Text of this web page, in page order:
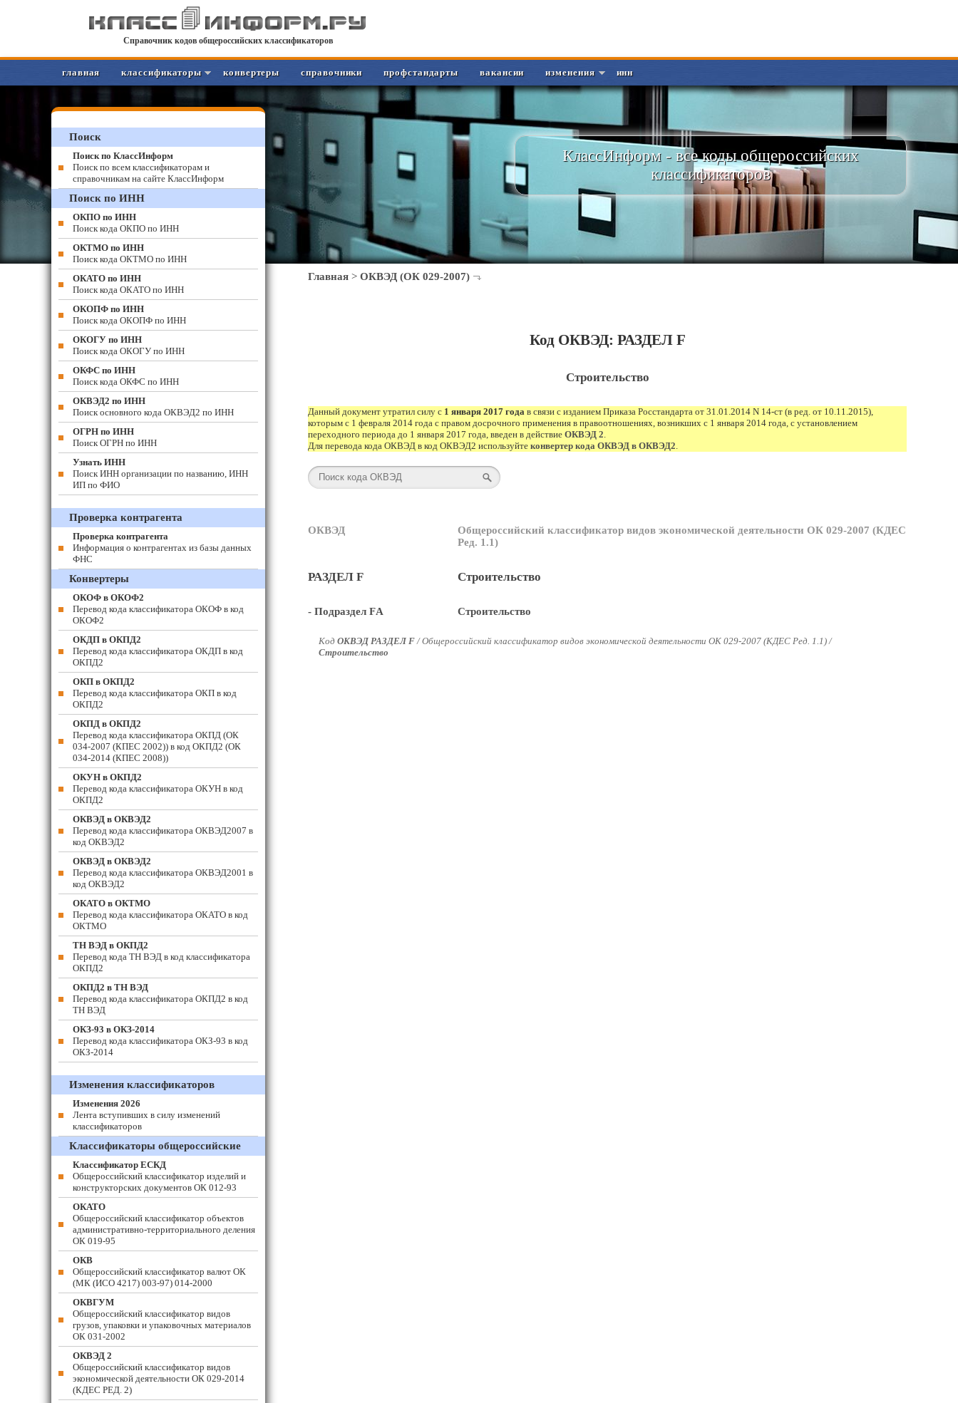
Справочник кодов общероссийских классификаторов
главная классификаторы конвертеры справочники профстандарты вакансии изменения инн
КлассИнформ - все коды общероссийских
классификаторов
Главная > ОКВЭД (ОК 029-2007)
Код ОКВЭД: РАЗДЕЛ F
Строительство
Данный документ утратил силу с 1 января 2017 года в связи с изданием Приказа Росстандарта от 31.01.2014 N 14-ст (в ред. от 10.11.2015),
которым с 1 февраля 2014 года с правом досрочного применения в правоотношениях, возникших с 1 января 2014 года, с установлением
переходного периода до 1 января 2017 года, введен в действие ОКВЭД 2.
Для перевода кода ОКВЭД в код ОКВЭД2 используйте конвертер кода ОКВЭД в ОКВЭД2.
ОКВЭД
Общероссийский классификатор видов экономической деятельности ОК 029-2007 (КДЕС
Ред. 1.1)
РАЗДЕЛ F Строительство
- Подраздел FА Строительство
Код ОКВЭД РАЗДЕЛ F/Общероссийский классификатор видов экономической деятельности ОК 029-2007 (КДЕС Ред. 1.1) /
Строительство
Поиск
Поиск по КлассИнформ
Поиск по всем классификаторам и
справочникам на сайте КлассИнформ
Поиск по ИНН
ОКПО по ИНН
Поиск кода ОКПО по ИНН
ОКТМО по ИНН
Поиск кода ОКТМО по ИНН
ОКАТО по ИНН
Поиск кода ОКАТО по ИНН
ОКОПФ по ИНН
Поиск кода ОКОПФ по ИНН
ОКОГУ по ИНН
Поиск кода ОКОГУ по ИНН
ОКФС по ИНН
Поиск кода ОКФС по ИНН
ОКВЭД2 по ИНН
Поиск основного кода ОКВЭД2 по ИНН
ОГРН по ИНН
Поиск ОГРН по ИНН
Узнать ИНН
Поиск ИНН организации по названию, ИНН
ИП по ФИО
Проверка контрагента
Проверка контрагента
Информация о контрагентах из базы данных
ФНС
Конвертеры
ОКОФ в ОКОФ2
Перевод кода классификатора ОКОФ в код
ОКОФ2
ОКДП в ОКПД2
Перевод кода классификатора ОКДП в код
ОКПД2
ОКП в ОКПД2
Перевод кода классификатора ОКП в код
ОКПД2
ОКПД в ОКПД2
Перевод кода классификатора ОКПД (ОК
034-2007 (КПЕС 2002)) в код ОКПД2 (ОК
034-2014 (КПЕС 2008))
ОКУН в ОКПД2
Перевод кода классификатора ОКУН в код
ОКПД2
ОКВЭД в ОКВЭД2
Перевод кода классификатора ОКВЭД2007 в
код ОКВЭД2
ОКВЭД в ОКВЭД2
Перевод кода классификатора ОКВЭД2001 в
код ОКВЭД2
ОКАТО в ОКТМО
Перевод кода классификатора ОКАТО в код
ОКТМО
ТН ВЭД в ОКПД2
Перевод кода ТН ВЭД в код классификатора
ОКПД2
ОКПД2 в ТН ВЭД
Перевод кода классификатора ОКПД2 в код
ТН ВЭД
ОКЗ-93 в ОКЗ-2014
Перевод кода классификатора ОКЗ-93 в код
ОКЗ-2014
Изменения классификаторов
Изменения 2026
Лента вступивших в силу изменений
классификаторов
Классификаторы общероссийские
Классификатор ЕСКД
Общероссийский классификатор изделий и
конструкторских документов ОК 012-93
ОКАТО
Общероссийский классификатор объектов
административно-территориального деления
ОК 019-95
ОКВ
Общероссийский классификатор валют ОК
(МК (ИСО 4217) 003-97) 014-2000
ОКВГУМ
Общероссийский классификатор видов
грузов, упаковки и упаковочных материалов
ОК 031-2002
ОКВЭД 2
Общероссийский классификатор видов
экономической деятельности ОК 029-2014
(КДЕС РЕД. 2)